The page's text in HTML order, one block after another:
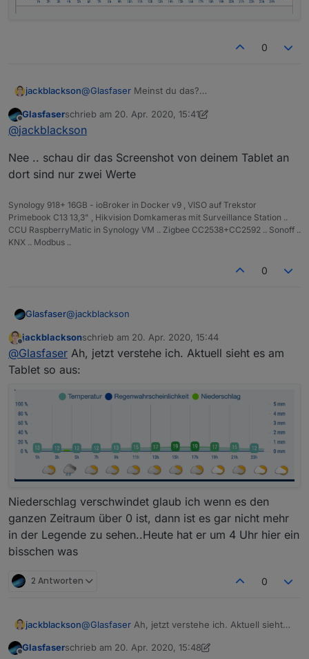
0
jackblackson@Glasfaser Meinst du das?
Offline
Glasfaserschrieb am 20. Apr. 2020, 15:41
zuletzt editiert von Glasfaser
@jackblackson
Nee .. schau dir das Screenshot von deinem Tablet an
dort sind nur zwei Werte
Synology 918+ 16GB - ioBroker in Docker v9 , VISO auf Trekstor
Primebook C13 13,3" , Hikvision Domkameras mit Surveillance Station ..
CCU RaspberryMatic in Synology VM .. Zigbee CC2538+CC2592 .. Sonoff ..
KNX .. Modbus ..
0
Glasfaser@jackblackson
Nee .. schau dir das Screenshot von deinem Tablet
an dort sind nur zwei Werte
Offline
jackblacksonschrieb am 20. Apr. 2020, 15:44
zuletzt editiert von
@Glasfaser Ah, jetzt verstehe ich. Aktuell sieht es am
Tablet so aus:
Niederschlag verschwindet glaub ich wenn es den
ganzen Zeitraum über 0 ist, dann ist es gar nicht mehr
in der Legende zu sehen..Heute hat er um 4 Uhr hier ein
bisschen was
2 Antworten 0
jackblackson@Glasfaser Ah, jetzt verstehe ich. Aktuell sieht
Glasfaserschrieb am 20. Apr. 2020, 15:48
zuletzt editiert von Glasfaser